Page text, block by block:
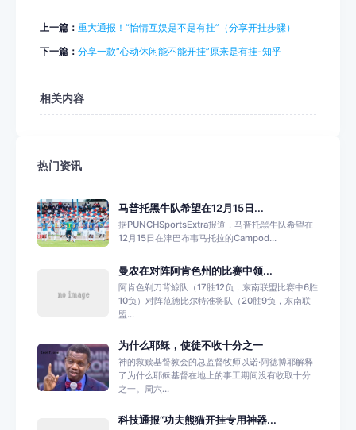
上一篇： 重大通报！“怡情互娱是不是有挂”（分享开挂步骤）
下一篇： 分享一款“心动休闲能不能开挂”原来是有挂-知乎
相关内容
热门资讯
马普托黑牛队希望在12月15日...
据PUNCHSportsExtra报道，马普托黑牛队希望在
12月15日在津巴布韦马托拉的Campod...
曼农在对阵阿肯色州的比赛中领...
阿肯色剃刀背鲸队（17胜12负，东南联盟比赛中6胜
10负）对阵范德比尔特准将队（20胜9负，东南联
盟...
为什么耶稣，使徒不收十分之一
神的救赎基督教会的总监督牧师以诺·阿德博耶解释
了为什么耶稣基督在地上的事工期间没有收取十分
之一。周六...
科技通报“功夫熊猫开挂专用神器...